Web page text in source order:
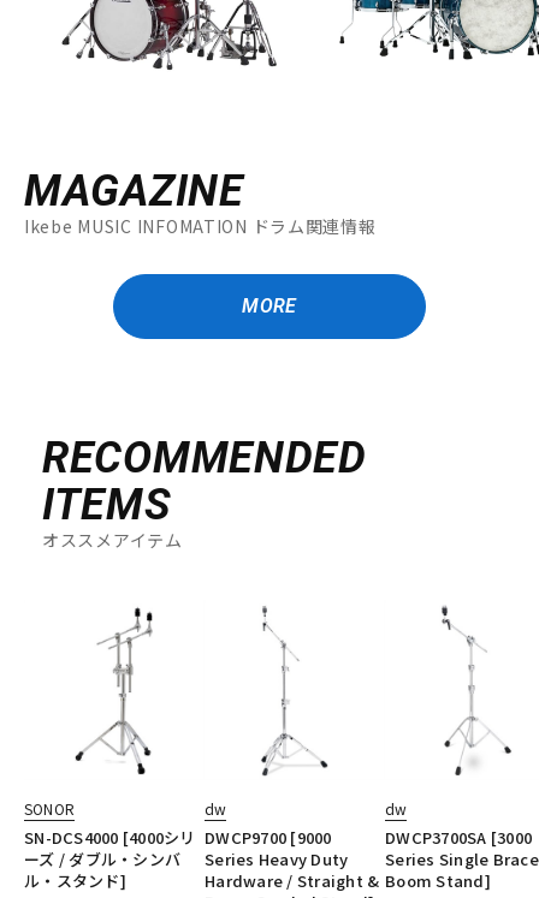
MAGAZINE
Ikebe MUSIC INFOMATION ドラム関連情報
MORE
RECOMMENDED
ITEMS
オススメアイテム
SONOR
SN-DCS4000 [4000シリ
ーズ / ダブル・シンバ
ル・スタンド]
dw
DWCP9700 [9000
Series Heavy Duty
Hardware / Straight &
dw
DWCP3700SA [3000
Series Single Brace
Boom Stand]